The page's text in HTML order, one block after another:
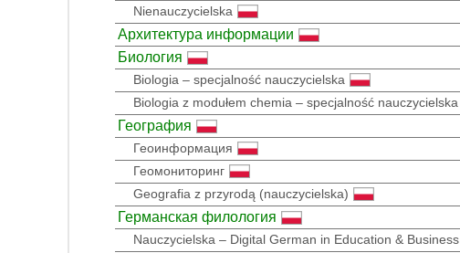
Nienauczycielska
Архитектура информации
Биология
Biologia – specjalność nauczycielska
Biologia z modułem chemia – specjalność nauczycielska
География
Геоинформация
Геомониторинг
Geografia z przyrodą (nauczycielska)
Германская филология
Nauczycielska – Digital German in Education & Business